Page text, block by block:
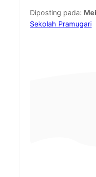
Diposting pada:
Sekolah Pramugari